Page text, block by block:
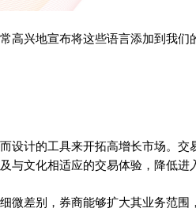
高兴地宣布将这些语言添加到我们
设计的工具来开拓高增长市场。交
与文化相适应的交易体验，降低进
微差别，券商能够扩大其业务范围